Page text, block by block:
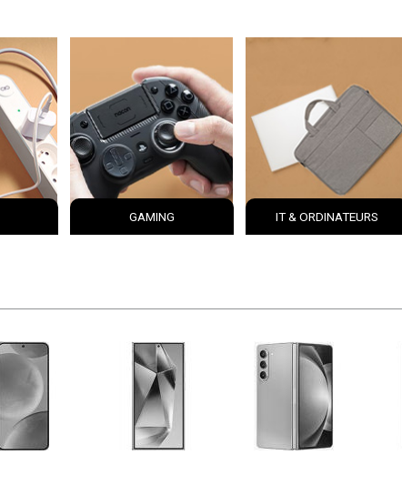
GAMING IT & ORDINATEURS